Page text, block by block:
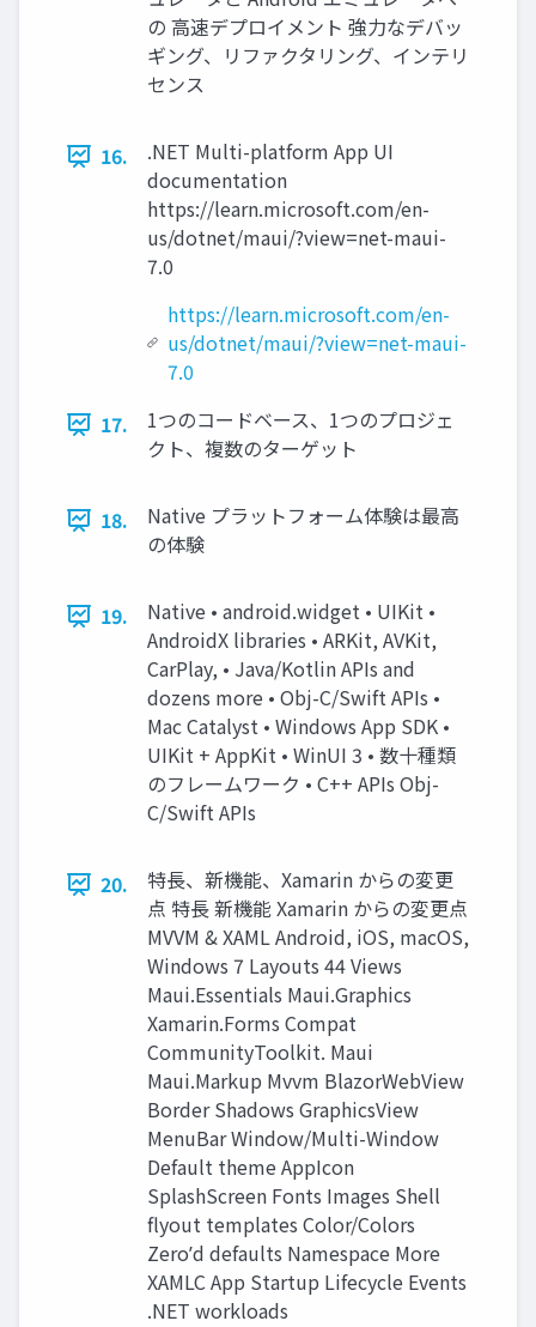
の ⾼速デプロイメント 強⼒なデバッ
ギング、リファクタリング、インテリ
センス
16.
.NET Multi-platform App UI
documentation
https://learn.microsoft.com/en-
us/dotnet/maui/?view=net-maui-
7.0
https://learn.microsoft.com/en-
us/dotnet/maui/?view=net-maui-
7.0
17.
1つのコードベース、1つのプロジェ
クト、複数のターゲット
18.
Native プラットフォーム体験は最⾼
の体験
19.
Native • android.widget • UIKit •
AndroidX libraries • ARKit, AVKit,
CarPlay, • Java/Kotlin APIs and
dozens more • Obj-C/Swift APIs •
Mac Catalyst • Windows App SDK •
UIKit + AppKit • WinUI 3 • 数⼗種類
のフレームワーク • C++ APIs Obj-
C/Swift APIs
20.
特⻑、新機能、Xamarin からの変更
点 特⻑ 新機能 Xamarin からの変更点
MVVM & XAML Android, iOS, macOS,
Windows 7 Layouts 44 Views
Maui.Essentials Maui.Graphics
Xamarin.Forms Compat
CommunityToolkit. Maui
Maui.Markup Mvvm BlazorWebView
Border Shadows GraphicsView
MenuBar Window/Multi-Window
Default theme AppIcon
SplashScreen Fonts Images Shell
flyout templates Color/Colors
Zeroʼd defaults Namespace More
XAMLC App Startup Lifecycle Events
.NET workloads